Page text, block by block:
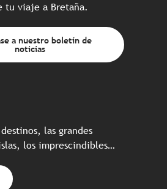
tu viaje a Bretaña.
a nuestro boletín de
noticias
las grandes
los imprescindibles…